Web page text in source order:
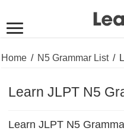
Home / N5 Grammar List /
Learn JLPT N5
Learn JLPT N5